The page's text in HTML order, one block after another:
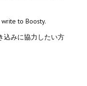
to Boosty.
込みに協力したい方